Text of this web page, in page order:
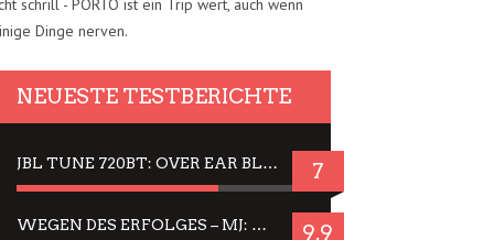
schrill - PORTO ist ein Trip wert, auch wenn
Dinge nerven.
NEUESTE TESTBERICHTE
JBL TUNE 720BT: OVER EAR BLUETOOTH KOPFHÖRER UM DIE 50,-€ IM DAUER-TEST 7
WEGEN DES ERFOLGES – MJ: MICHAEL JACKSON MUSICAL IN EINER MATINEE SEHEN 9.9